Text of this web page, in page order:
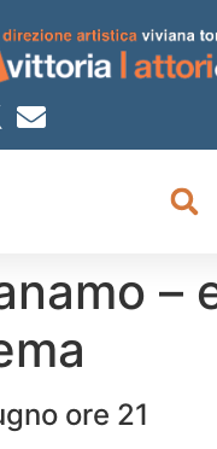
–
ore 21